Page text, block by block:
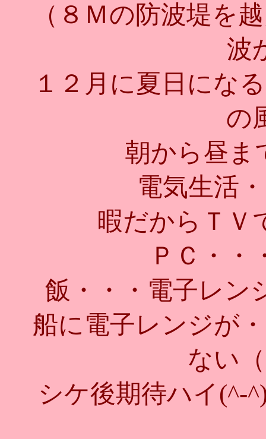
（８Ｍの防波堤を
波
１２月に夏日にな
の
朝から昼
電気生活
暇だからＴＶ
ＰＣ・・
飯・・・電子レン
船に電子レンジが
ない
シケ後期待ハイ(^-